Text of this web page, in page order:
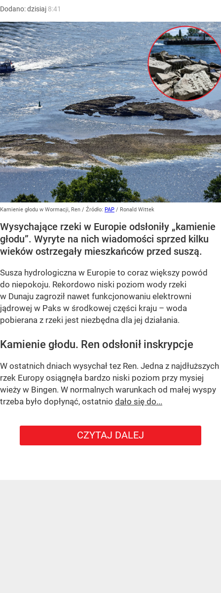
Dodano:dzisiaj 8:41
Kamienie głodu w Wormacji, Ren / Źródło: PAP / Ronald Wittek
Wysychające rzeki w Europie odsłoniły „kamienie
głodu”. Wyryte na nich wiadomości sprzed kilku
wieków ostrzegały mieszkańców przed suszą.
Susza hydrologiczna w Europie to coraz większy powód
do niepokoju. Rekordowo niski poziom wody rzeki
w Dunaju zagroził nawet funkcjonowaniu elektrowni
jądrowej w Paks w środkowej części kraju – woda
pobierana z rzeki jest niezbędna dla jej działania.
Kamienie głodu. Ren odsłonił inskrypcje
W ostatnich dniach wysychał tez Ren. Jedna z najdłuższych
rzek Europy osiągnęła bardzo niski poziom przy mysiej
wieży w Bingen. W normalnych warunkach od małej wyspy
trzeba było dopłynąć, ostatnio dało się do...
CZYTAJ DALEJ